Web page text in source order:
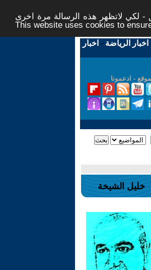
لكي لاتظهر هذه الرسالة مرة اخرى -
This website uses cookies to
اخبار الرياضة - اخبار
- ادعمونا
خليل الشيخة